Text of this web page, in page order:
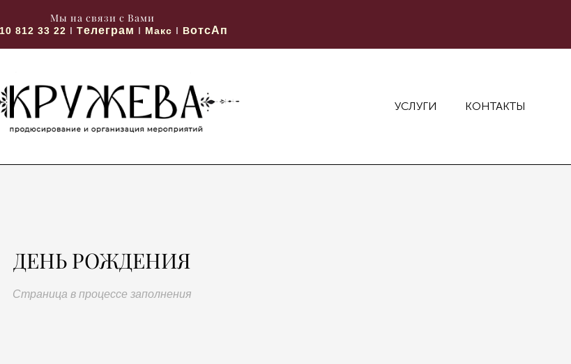
Мы на связи с Вами
812 33 22 I Телеграм I Макс I ВотсАп
УСЛУГИ КОНТАКТЫ
ДЕНЬ РОЖДЕНИЯ
Страница в процессе заполнения